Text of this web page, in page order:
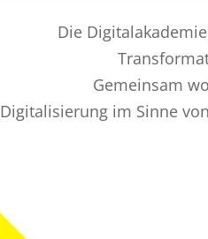
Die
Gemeinsam
Digitalisierung im Sinne